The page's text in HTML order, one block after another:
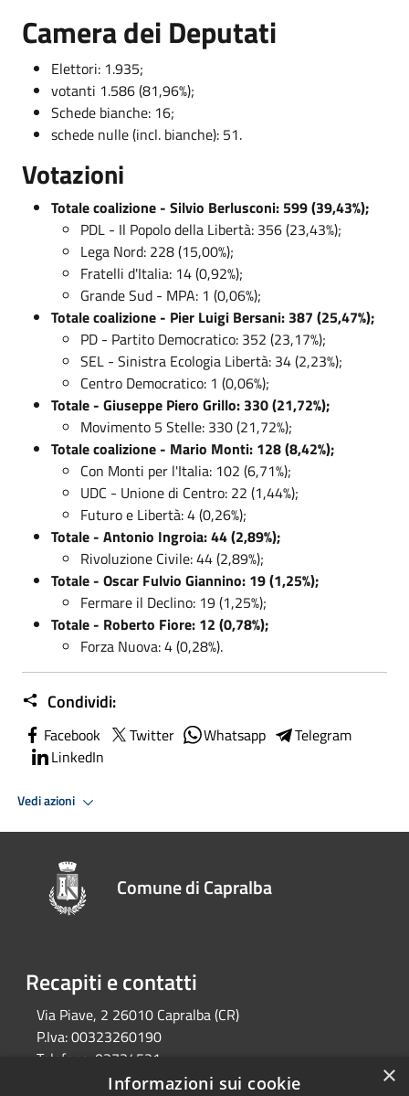
Camera dei Deputati
Elettori: 1.935;
votanti 1.586 (81,96%);
Schede bianche: 16;
schede nulle (incl. bianche): 51.
Votazioni
Totale coalizione - Silvio Berlusconi: 599 (39,43%);
PDL - Il Popolo della Libertà: 356 (23,43%);
Lega Nord: 228 (15,00%);
Fratelli d'Italia: 14 (0,92%);
Grande Sud - MPA: 1 (0,06%);
Totale coalizione - Pier Luigi Bersani: 387 (25,47%);
PD - Partito Democratico: 352 (23,17%);
SEL - Sinistra Ecologia Libertà: 34 (2,23%);
Centro Democratico: 1 (0,06%);
Totale - Giuseppe Piero Grillo: 330 (21,72%);
Movimento 5 Stelle: 330 (21,72%);
Totale coalizione - Mario Monti: 128 (8,42%);
Con Monti per l'Italia: 102 (6,71%);
UDC - Unione di Centro: 22 (1,44%);
Futuro e Libertà: 4 (0,26%);
Totale - Antonio Ingroia: 44 (2,89%);
Rivoluzione Civile: 44 (2,89%);
Totale - Oscar Fulvio Giannino: 19 (1,25%);
Fermare il Declino: 19 (1,25%);
Totale - Roberto Fiore: 12 (0,78%);
Forza Nuova: 4 (0,28%).
Condividi:
Facebook Twitter Whatsapp
Telegram
LinkedIn
Vedi azioni
Comune di Capralba
Recapiti e contatti
Via Piave, 2 26010 Capralba (CR)
P.Iva:00323260190
Telefono: 03734521
segreteria@comune.capralba.cr.it
×
Informazioni sui cookie